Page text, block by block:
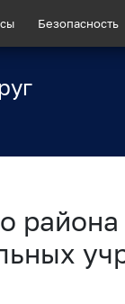
Безопасность